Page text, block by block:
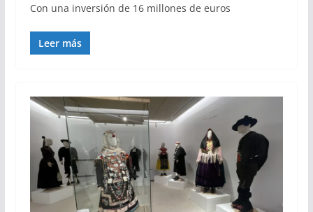
Con una inversión de 16 millones de euros
Leer más